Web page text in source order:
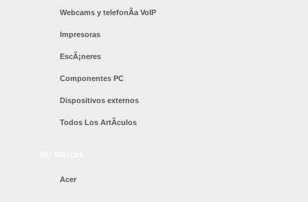
Webcams y telefonÃ­a VoIP
Impresoras
EscÃ¡neres
Componentes PC
Dispositivos externos
Todos Los ArtÃ­culos
Acer